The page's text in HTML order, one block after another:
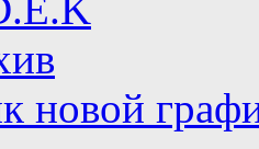
новой